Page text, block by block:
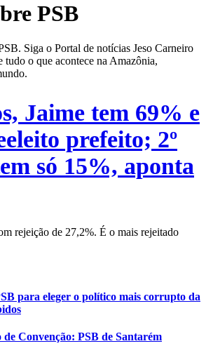
PSB
Siga o Portal de notícias Jeso Carneiro
o que acontece na Amazônia,
Jaime tem 69% e
prefeito; 2º
só 15%, aponta
rejeição de 27,2%. É o mais rejeitado
para eleger o político mais corrupto da
Convenção: PSB de Santarém